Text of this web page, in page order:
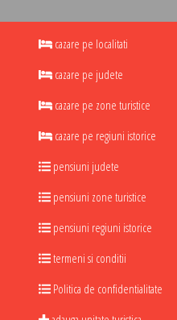
cazare pe localitati
cazare pe judete
cazare pe zone turistice
cazare pe regiuni istorice
pensiuni judete
pensiuni zone turistice
pensiuni regiuni istorice
termeni si conditii
Politica de confidentialitate